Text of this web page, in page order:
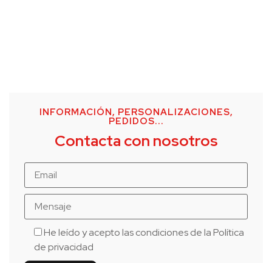
INFORMACIÓN, PERSONALIZACIONES,
PEDIDOS...
Contacta con nosotros
He leído y acepto las condiciones de laPolítica
de privacidad